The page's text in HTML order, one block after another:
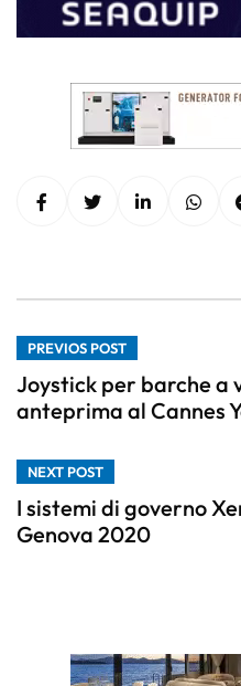
PREVIOS POST
Joystick per barche a
anteprima al Cannes
NEXT POST
I sistemi di governo
Genova 2020